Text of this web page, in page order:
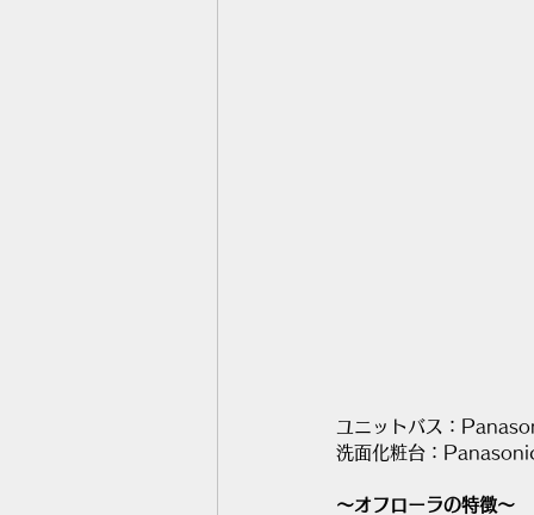
ユニットバス：
洗面化粧台：
～オフローラの特徴～